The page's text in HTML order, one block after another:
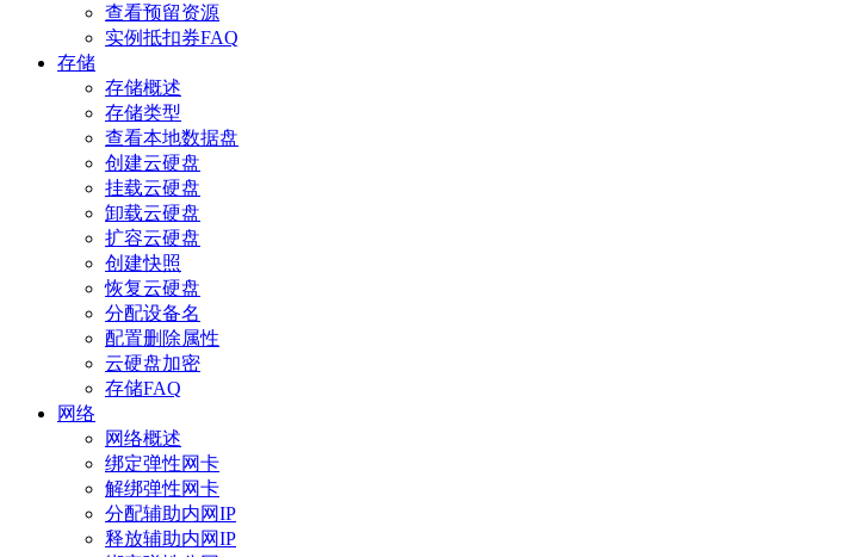
查看预留资源
实例抵扣券FAQ
存储
存储概述
存储类型
查看本地数据盘
创建云硬盘
挂载云硬盘
卸载云硬盘
扩容云硬盘
创建快照
恢复云硬盘
分配设备名
配置删除属性
云硬盘加密
存储FAQ
网络
网络概述
绑定弹性网卡
解绑弹性网卡
分配辅助内网IP
释放辅助内网IP